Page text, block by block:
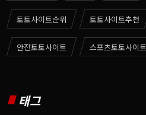
토토사이트순위 토토사이트추천
안전토토사이트 스포츠토토사이트
태그